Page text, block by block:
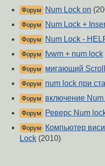
Форум Num Lock on
Форум Num Lock +
Форум Num Lock -
Форум fvwm + num lock
Форум мигающий
Форум num lock при
Форум включение
Форум Реверс Num
Форум
Компьютер
Lock (2010)